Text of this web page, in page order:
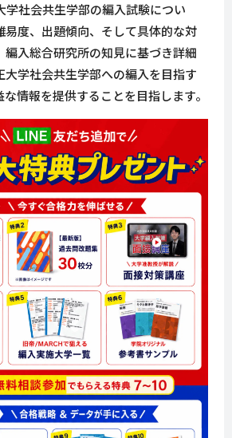
学社会共生学部の編入試験につい
易度、出題傾向、そして具体的な対
編入総合研究所の知見に基づき詳細
大学社会共生学部への編入を目指す
情報を提供することを目指します。